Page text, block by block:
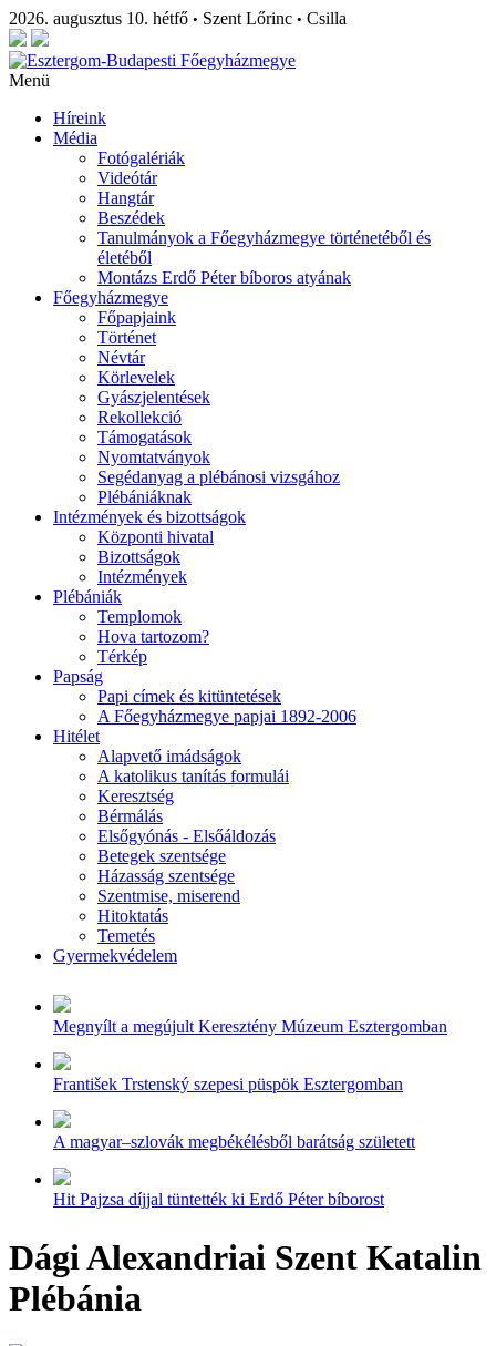
2026. augusztus 10. hétfő • Szent Lőrinc • Csilla
Menü
Híreink
Média
Fotógalériák
Videótár
Hangtár
Beszédek
Tanulmányok a Főegyházmegye történetéből és
életéből
Montázs Erdő Péter bíboros atyának
Főegyházmegye
Főpapjaink
Történet
Névtár
Körlevelek
Gyászjelentések
Rekollekció
Támogatások
Nyomtatványok
Segédanyag a plébánosi vizsgához
Plébániáknak
Intézmények és bizottságok
Központi hivatal
Bizottságok
Intézmények
Plébániák
Templomok
Hova tartozom?
Térkép
Papság
Papi címek és kitüntetések
A Főegyházmegye papjai 1892-2006
Hitélet
Alapvető imádságok
A katolikus tanítás formulái
Keresztség
Bérmálás
Elsőgyónás - Elsőáldozás
Betegek szentsége
Házasság szentsége
Szentmise, miserend
Hitoktatás
Temetés
Gyermekvédelem
Megnyílt a megújult Keresztény Múzeum Esztergomban
František Trstenský szepesi püspök Esztergomban
A magyar–szlovák megbékélésből barátság született
Hit Pajzsa díjjal tüntették ki Erdő Péter bíborost
Dági Alexandriai Szent Katalin
Plébánia